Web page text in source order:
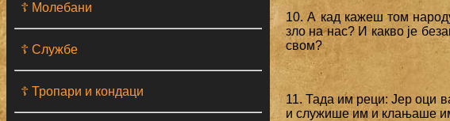
☦ Молебани
☦ Службе
☦ Тропари и кондаци
10. А кад кажеш том
зло на нас? И какво је
свом?
11. Тада им реци: Јер оци
и служише им и клањаше